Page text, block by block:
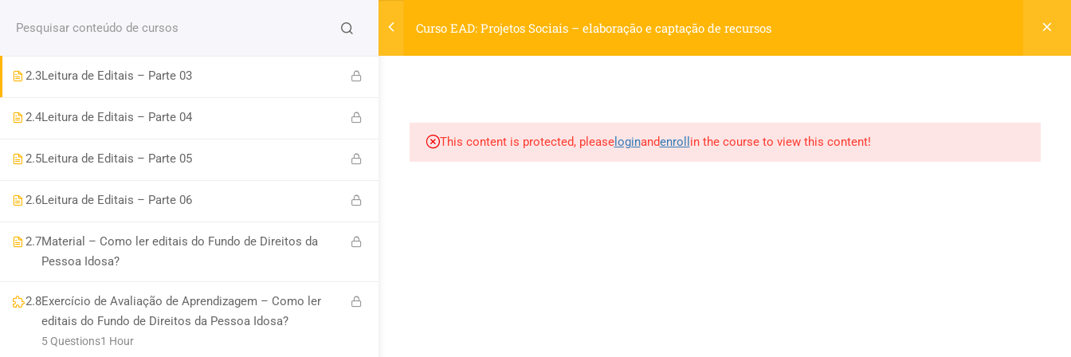
Fale conosco (11) 2579 9697 contato@portaldoenvelhecimento.com.br
CURSOS
Curso EAD: Projetos Sociais – elaboração e captação de recursos
2.2Leitura de Editais – Parte 02
2.3Leitura de Editais – Parte 03
2.4Leitura de Editais – Parte 04
2.5Leitura de Editais – Parte 05
2.6Leitura de Editais – Parte 06
2.7Material – Como ler editais do Fundo de Direitos da
Pessoa Idosa?
2.8Exercício de Avaliação de Aprendizagem – Como ler
editais do Fundo de Direitos da Pessoa Idosa?
1 Hour
5 Questions
This content is protected, pleaseloginandenroll in the course to view this content!